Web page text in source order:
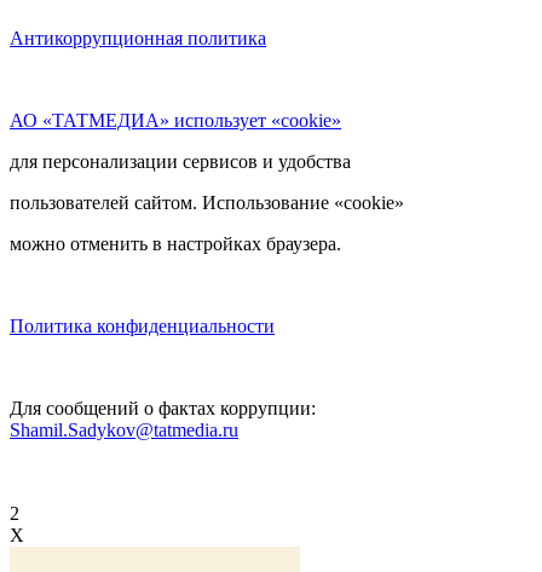
Антикоррупционная политика
АО «ТАТМЕДИА» использует «cookie»
для персонализации сервисов и удобства
пользователей сайтом. Использование «cookie»
можно отменить в настройках браузера.
Политика конфиденциальности
Для сообщений о фактах коррупции:
Shamil.Sadykov@tatmedia.ru
2
X